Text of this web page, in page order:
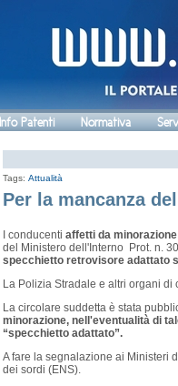
Info Patenti Normativa
Tags: Attualità
Per la mancanza
I conducenti affetti da
del Ministero dell'Interno Prot. n.
specchietto retrovisore adattato
La Polizia Stradale e altri organi
La circolare suddetta è stata
minorazione, nell'eventualità di
“specchietto adattato”.
A fare la segnalazione ai Ministeri
dei sordi (ENS).